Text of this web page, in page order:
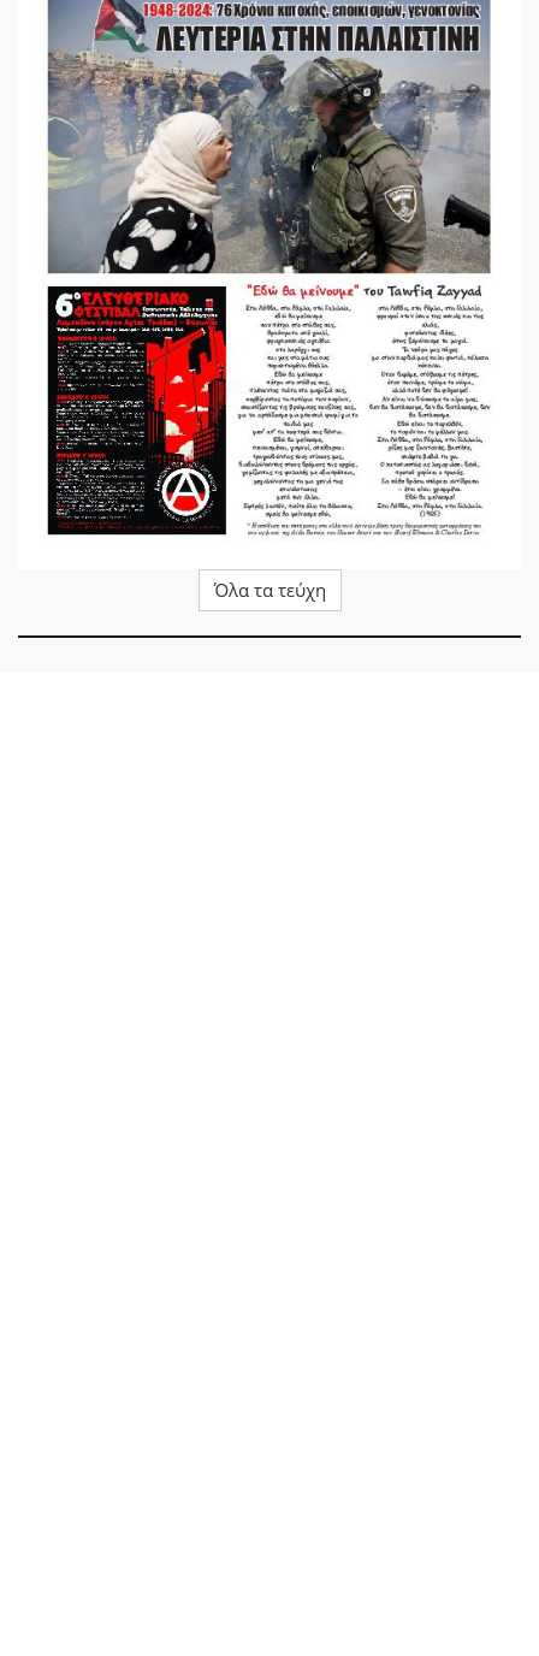
Όλα τα τεύχη